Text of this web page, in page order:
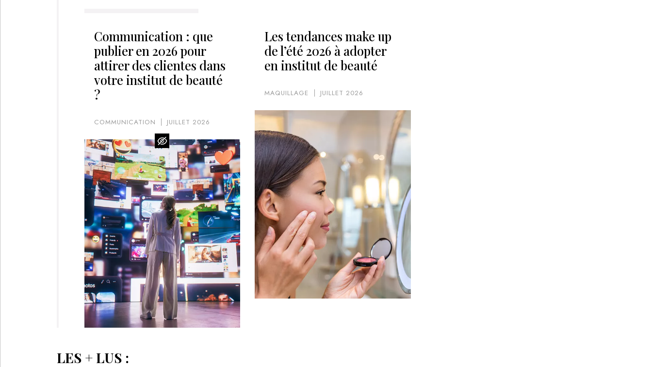
Communication : que
publier en 2026 pour
attirer des clientes dans
votre institut de beauté
?
COMMUNICATION JUILLET 2026
Les tendances make up
de l’été 2026 à adopter
en institut de beauté
MAQUILLAGE JUILLET 2026
LES + LUS :